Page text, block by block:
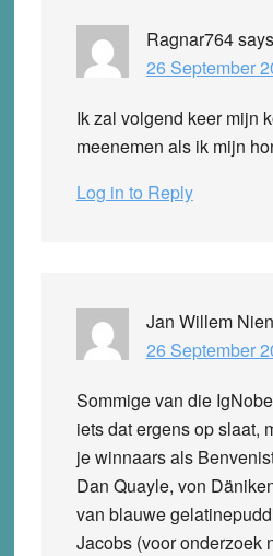
Ragnar764says
26 September
Ik zal volgend keer mijn
meenemen als ik mijn
Log in to Reply
Jan Willem
26 September
Sommige van die
iets dat ergens op slaat,
je winnaars als
Dan Quayle, von
van blauwe
Jacobs (voor onderzoek